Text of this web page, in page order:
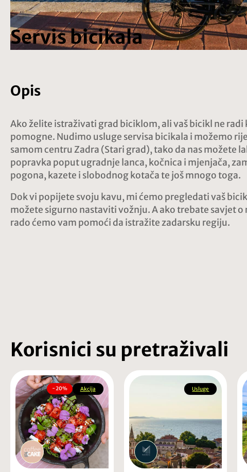
Servis bicikala
Opis
Ako želite istraživati grad biciklom, ali vaš bicikl ne radi
pomogne. Nudimo usluge servisa bicikala i možemo
samom centru Zadra (Stari grad), tako da nas možete
popravka poput ugradnje lanca, kočnica i mjenjača,
pogona, kazete i slobodnog kotača te još mnogo toga.
Dok vi popijete svoju kavu, mi ćemo pregledati vaš
možete sigurno nastaviti vožnju. A ako trebate savjet
rado ćemo vam pomoći da istražite zadarsku regiju.
Korisnici su pretraživali
−20% Akcija Usluge